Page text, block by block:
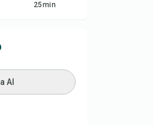
25min
AI